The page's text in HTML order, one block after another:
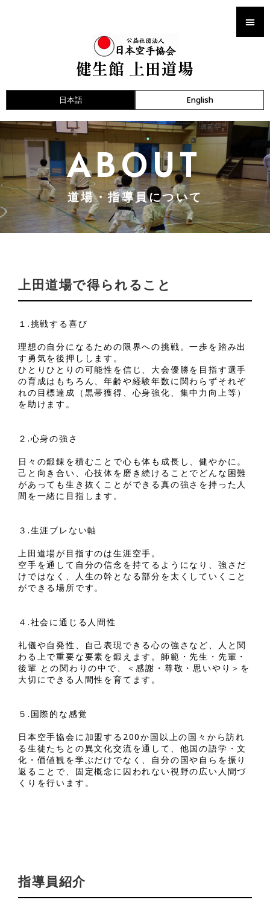
健生館 上田道場
日本語 English
ABOUT
道場・指導員について
上田道場で得られること
１.挑戦する喜び
理想の自分になるための限界への挑戦。一歩を踏み出
す勇気を後押しします。
ひとりひとりの可能性を信じ、大会優勝を目指す選手
の育成はもちろん、年齢や経験年数に関わらずそれぞ
れの目標達成（黒帯獲得、心身強化、集中力向上等）
を助けます。
２.心身の強さ
日々の鍛錬を積むことで心も体も成長し、健やかに。
己と向き合い、心技体を磨き続けることでどんな困難
があっても生き抜くことができる真の強さを持った人
間を一緒に目指します。
３.生涯ブレない軸
上田道場が目指すのは生涯空手。
空手を通して自分の信念を持てるようになり、強さだ
けではなく、人生の幹となる部分を太くしていくこと
ができる場所です。
４.社会に通じる人間性
礼儀や自発性、自己表現できる心の強さなど、人と関
わる上で重要な要素を鍛えます。師範・先生・先輩・
後輩 との関わりの中で、＜感謝・尊敬・思いやり＞を
大切にできる人間性を育てます。
５.国際的な感覚
日本空手協会に加盟する200か国以上の国々から訪れ
る生徒たちとの異文化交流を通して、他国の語学・文
化・価値観を学ぶだけでなく、自分の国や自らを振り
返ることで、固定概念に囚われない視野の広い人間づ
くりを行います。
指導員紹介